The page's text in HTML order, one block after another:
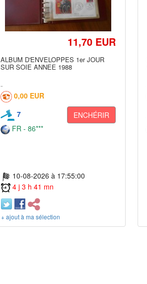
11,70 EUR
ALBUM D'ENVELOPPES 1er JOUR
SUR SOIE ANNEE 1988
0,00 EUR
7
ENCHÉRIR
FR - 86***
10-08-2026 à 17:55:00
4 j 3 h 41 mn
+ ajout à ma sélection